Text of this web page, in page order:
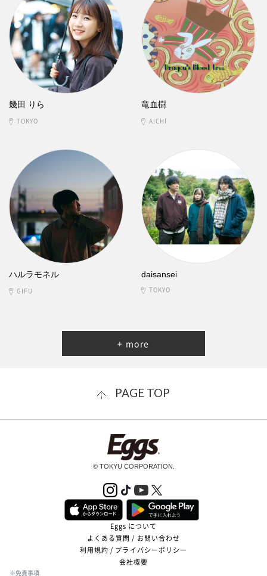
幾田 りら
TOKYO
竜血樹
AICHI
ハルラモネル
GIFU
daisansei
TOKYO
+ more
PAGE TOP
© TOKYU CORPORATION.
Eggs について
よくある質問 / お問い合わせ
利用規約 / プライバシーポリシー
会社概要
※免責事項